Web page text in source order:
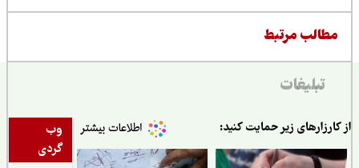
مرتبط
تبلیغات
وب
گردی
زیر حمایت کنید: